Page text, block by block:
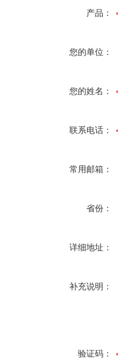
产品：
您的单位：
您的姓名：
联系电话：
常用邮箱：
省份：
详细地址：
补充说明：
验证码：